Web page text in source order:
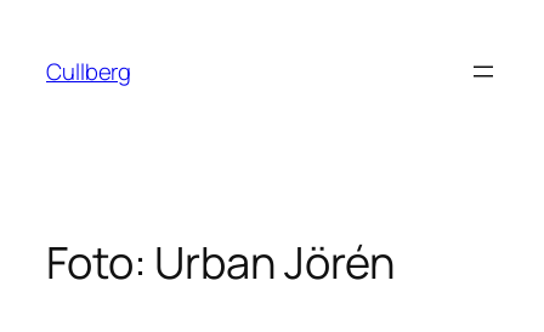
innehåll
Cullberg
Foto: Urban Jörén